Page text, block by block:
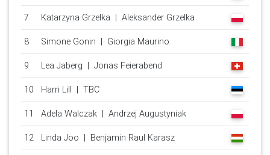
7 Katarzyna Grzelka | Aleksander Grzelka
8 Simone Gonin | Giorgia Maurino
9 Lea Jaberg | Jonas Feierabend
10 Harri Lill | TBC
11 Adela Walczak | Andrzej Augustyniak
12 Linda Joo | Benjamin Raul Karasz